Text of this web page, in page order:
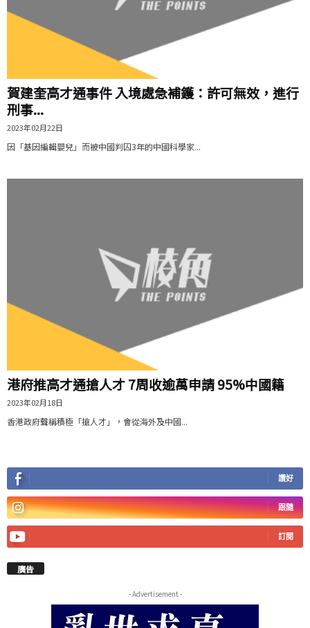
賀建奎高才通事件 入境處急補鑊：許可無效，進行
刑事...
2023年02月22日
因「基因編輯嬰兒」而被中國判囚3年的中國科學家...
港府推高才通搶人才 7周收逾萬申請 95%中國籍
2023年02月18日
香港政府聲稱積極「搶人才」，會從海外及中國...
讚好
跟隨
訂閱
廣告
- Advertisement -